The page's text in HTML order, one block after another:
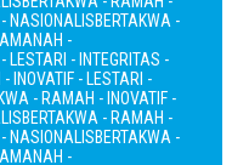
NASIONALISBERTAKWA -
-
LESTARI - INTEGRITAS -
INOVATIF - LESTARI -
- RAMAH - INOVATIF -
BERTAKWA - RAMAH -
NASIONALISBERTAKWA -
-